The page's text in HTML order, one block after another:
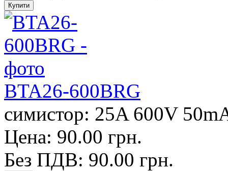
BTA26-600BRG
симистор: 25A 600V
Цена: 90.00 грн.
Без ПДВ: 90.00 грн.